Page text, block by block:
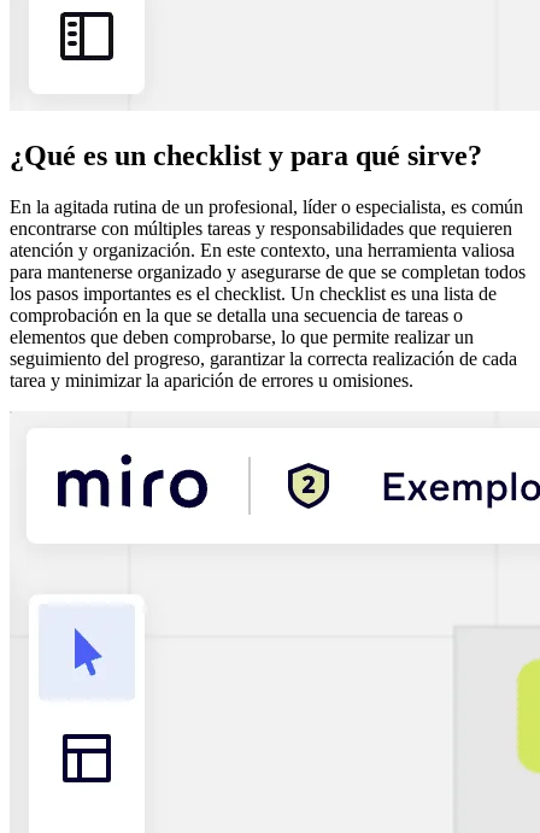
¿Qué es un checklist y para qué sirve?
En la agitada rutina de un profesional, líder o especialista, es común
encontrarse con múltiples tareas y responsabilidades que requieren
atención y organización. En este contexto, una herramienta valiosa
para mantenerse organizado y asegurarse de que se completan todos
los pasos importantes es el checklist. Un checklist es una lista de
comprobación en la que se detalla una secuencia de tareas o
elementos que deben comprobarse, lo que permite realizar un
seguimiento del progreso, garantizar la correcta realización de cada
tarea y minimizar la aparición de errores u omisiones.